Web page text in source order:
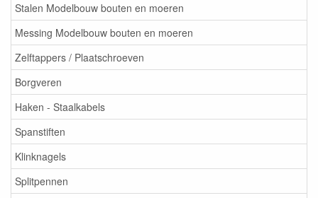
Stalen Modelbouw bouten en moeren
Messing Modelbouw bouten en moeren
Zelftappers / Plaatschroeven
Borgveren
Haken - Staalkabels
Spanstiften
Klinknagels
Splitpennen